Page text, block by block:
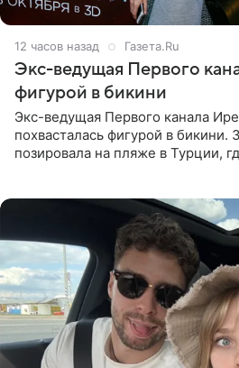
12 часов назад Газета.Ru
Экс-ведущая Первого
фигурой в бикини
Экс-ведущая Первого канала
похвасталась фигурой в бикини.
позировала на пляже в Турции,